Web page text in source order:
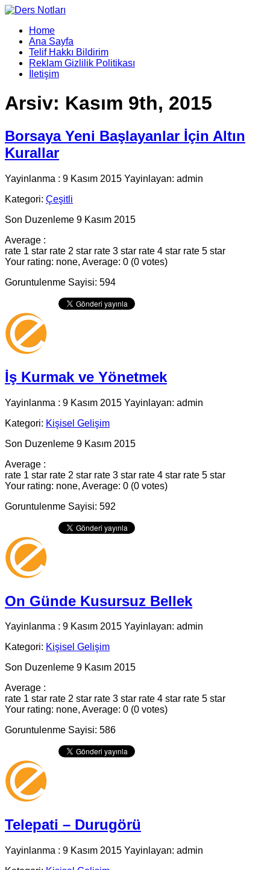
Home
Ana Sayfa
Telif Hakkı Bildirim
Reklam Gizlilik Politikası
İletişim
Arsiv: Kasım 9th, 2015
Borsaya Yeni Başlayanlar İçin Altın
Kurallar
Yayinlanma : 9 Kasım 2015 Yayinlayan: admin
Kategori: Çeşitli
Son Duzenleme 9 Kasım 2015
Average :
rate 1 star rate 2 star rate 3 star rate 4 star rate 5 star
Your rating: none, Average: 0 (0 votes)
Goruntulenme Sayisi: 594
İş Kurmak ve Yönetmek
Yayinlanma : 9 Kasım 2015 Yayinlayan: admin
Kategori: Kişisel Gelişim
Son Duzenleme 9 Kasım 2015
Average :
rate 1 star rate 2 star rate 3 star rate 4 star rate 5 star
Your rating: none, Average: 0 (0 votes)
Goruntulenme Sayisi: 592
On Günde Kusursuz Bellek
Yayinlanma : 9 Kasım 2015 Yayinlayan: admin
Kategori: Kişisel Gelişim
Son Duzenleme 9 Kasım 2015
Average :
rate 1 star rate 2 star rate 3 star rate 4 star rate 5 star
Your rating: none, Average: 0 (0 votes)
Goruntulenme Sayisi: 586
Telepati – Durugörü
Yayinlanma : 9 Kasım 2015 Yayinlayan: admin